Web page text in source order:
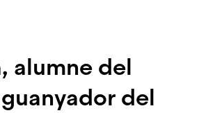
alumne del
del